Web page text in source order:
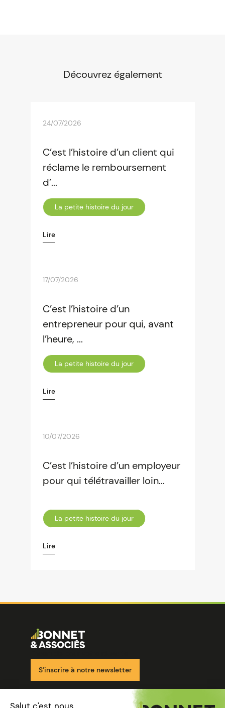
Découvrez également
24/07/2026
C’est l’histoire d’un client qui
réclame le remboursement
d’...
La petite histoire du jour
Lire
17/07/2026
C’est l’histoire d’un
entrepreneur pour qui, avant
l’heure, ...
La petite histoire du jour
Lire
10/07/2026
C’est l’histoire d’un employeur
pour qui télétravailler loin...
La petite histoire du jour
Lire
Image
S’inscrire à notre newsletter